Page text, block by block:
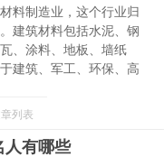
料制造业，这个行业归
建筑材料包括水泥、钢
、涂料、地板、墙纸
建筑、军工、环保、高
列表
人有哪些